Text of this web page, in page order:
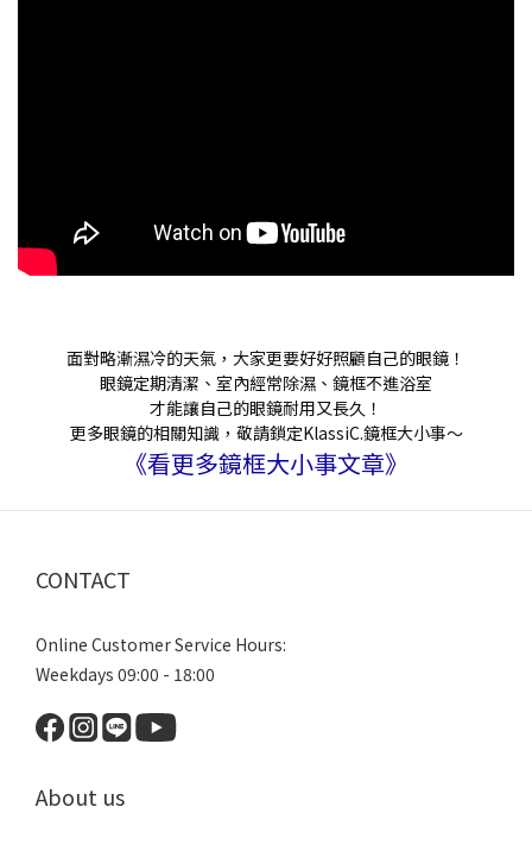
面對略漸濕冷的天氣，大家更要好好照顧自己的眼鏡！
眼鏡定期清潔、室內經常除濕、鏡框不進浴室
才能讓自己的眼鏡耐用又長久！
更多眼鏡的相關知識，敬請鎖定KlassiC.鏡框大小事～
《看更多鏡框大小事文章》
CONTACT
Online Customer Service Hours:
Weekdays 09:00 - 18:00
About us